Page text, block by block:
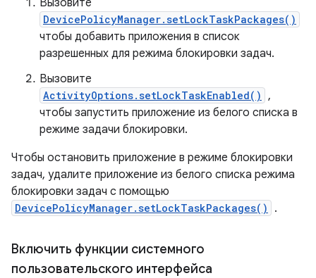
Вызовите
DevicePolicyManager.setLockTaskPackages()
чтобы добавить приложения в список
разрешенных для режима блокировки задач.
Вызовите
ActivityOptions.setLockTaskEnabled() ,
чтобы запустить приложение из белого списка в
режиме задачи блокировки.
Чтобы остановить приложение в режиме блокировки
задач, удалите приложение из белого списка режима
блокировки задач с помощью
DevicePolicyManager.setLockTaskPackages() .
Включить функции системного
пользовательского интерфейса